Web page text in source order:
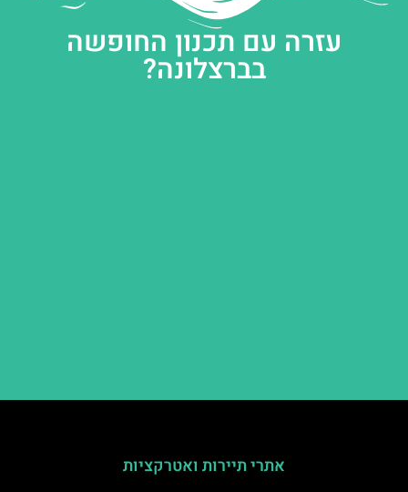
עזרה עם תכנון החופשה
בברצלונה?
אתרי תיירות ואטרקציות